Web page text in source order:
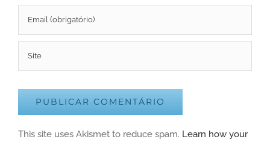
This site uses Akismet to reduce spam. Learn how your